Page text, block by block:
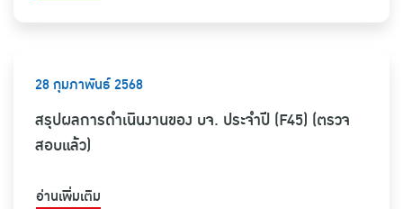
28 กุมภาพันธ์ 2568
สรุปผลการดำเนินงานของ บจ. ประจำปี (F45) (ตรวจ
สอบแล้ว)
อ่านเพิ่มเติม